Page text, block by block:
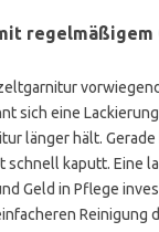
regelmäßigem
sich eine
länger hält.
schnell kaputt. Eine
Geld in Pflege
Reinigung